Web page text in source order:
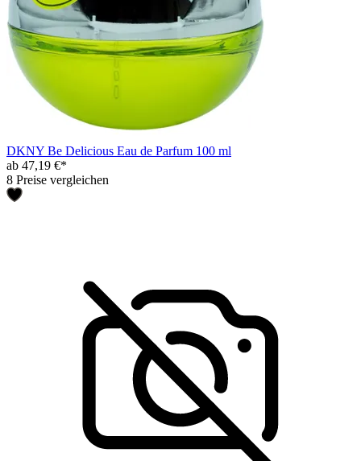
DKNY Be Delicious Eau de Parfum 100 ml
ab 47,19 €*
8 Preise vergleichen